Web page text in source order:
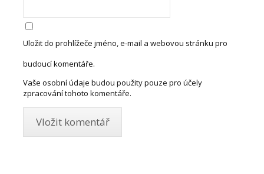
Uložit do prohlížeče jméno, e-mail a webovou stránku pro
budoucí komentáře.
Vaše osobní údaje budou použity pouze pro účely
zpracování tohoto komentáře.